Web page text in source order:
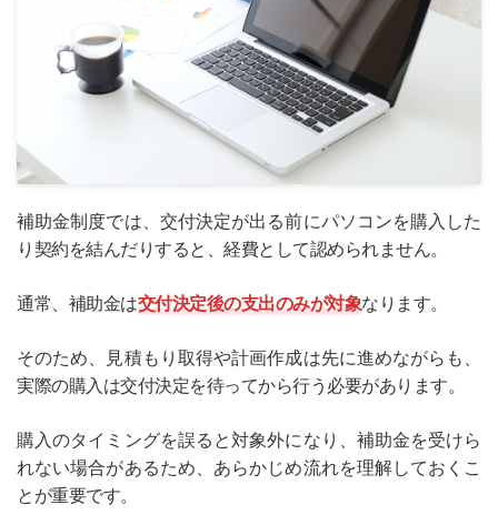
補助金制度では、交付決定が出る前にパソコンを購入した
り契約を結んだりすると、経費として認められません。
通常、補助金は交付決定後の支出のみが対象なります。
そのため、見積もり取得や計画作成は先に進めながらも、
実際の購入は交付決定を待ってから行う必要があります。
購入のタイミングを誤ると対象外になり、補助金を受けら
れない場合があるため、あらかじめ流れを理解しておくこ
とが重要です。